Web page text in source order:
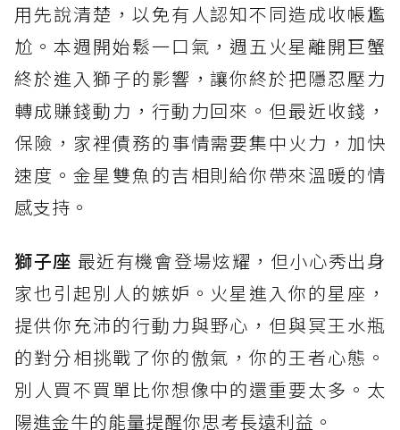
用先說清楚，以免有人認知不同造成收帳尷
尬。本週開始鬆一口氣，週五火星離開巨蟹
終於進入獅子的影響，讓你終於把隱忍壓力
轉成賺錢動力，行動力回來。但最近收錢，
保險，家裡債務的事情需要集中火力，加快
速度。金星雙魚的吉相則給你帶來溫暖的情
感支持。
獅子座 最近有機會登場炫耀，但小心秀出身
家也引起別人的嫉妒。火星進入你的星座，
提供你充沛的行動力與野心，但與冥王水瓶
的對分相挑戰了你的傲氣，你的王者心態。
別人買不買單比你想像中的還重要太多。太
陽進金牛的能量提醒你思考長遠利益。